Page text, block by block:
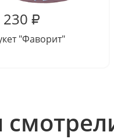
230 ₽
"Фаворит"